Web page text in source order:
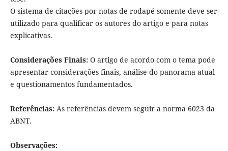
O sistema de citações por notas de rodapé somente deve ser
utilizado para qualificar os autores do artigo e para notas
explicativas.
Considerações Finais:O artigo de acordo com o tema pode
apresentar considerações finais, análise do panorama atual
e questionamentos fundamentados.
Referências:As referências devem seguir a norma 6023 da
ABNT.
Observações: